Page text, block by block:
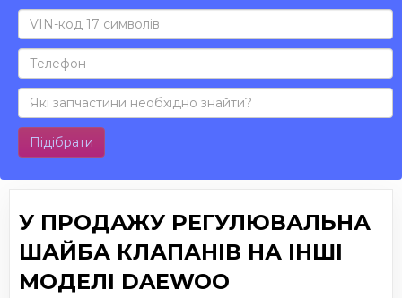
Підібрати
У ПРОДАЖУ РЕГУЛЮВАЛЬНА
ШАЙБА КЛАПАНІВ НА ІНШІ
МОДЕЛІ DAEWOO